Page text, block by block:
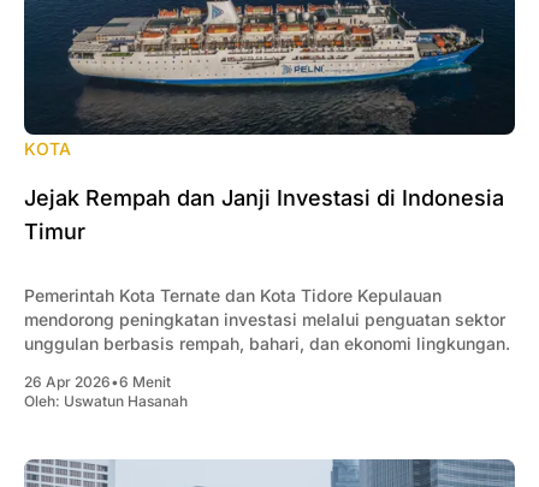
KOTA
Jejak Rempah dan Janji Investasi di Indonesia
Timur
Pemerintah Kota Ternate dan Kota Tidore Kepulauan
mendorong peningkatan investasi melalui penguatan sektor
unggulan berbasis rempah, bahari, dan ekonomi lingkungan.
26 Apr 2026•6 Menit
Oleh: Uswatun Hasanah